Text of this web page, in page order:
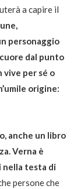
a capire il
personaggio
dal punto
vive per sé o
origine:
anche un libro
Verna è
nella testa di
persone che